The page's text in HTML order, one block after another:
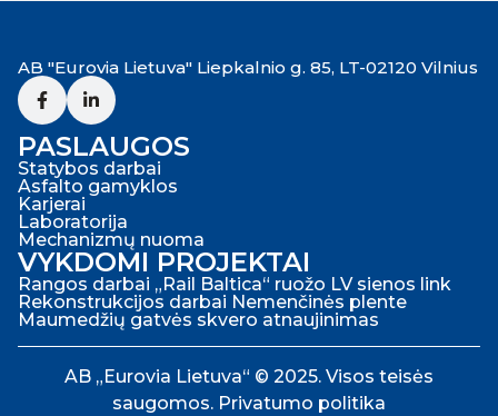
AB "Eurovia Lietuva" Liepkalnio g. 85, LT-02120 Vilnius
PASLAUGOS
Statybos darbai
Asfalto gamyklos
Karjerai
Laboratorija
Mechanizmų nuoma
VYKDOMI PROJEKTAI
Rangos darbai „Rail Baltica“ ruožo LV sienos link
Rekonstrukcijos darbai Nemenčinės plente
Maumedžių gatvės skvero atnaujinimas
AB „Eurovia Lietuva“ © 2025. Visos teisės
saugomos. Privatumo politika